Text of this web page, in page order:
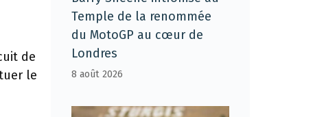
de
le
Temple de la renommée
du MotoGP au cœur de
Londres
8 août 2026